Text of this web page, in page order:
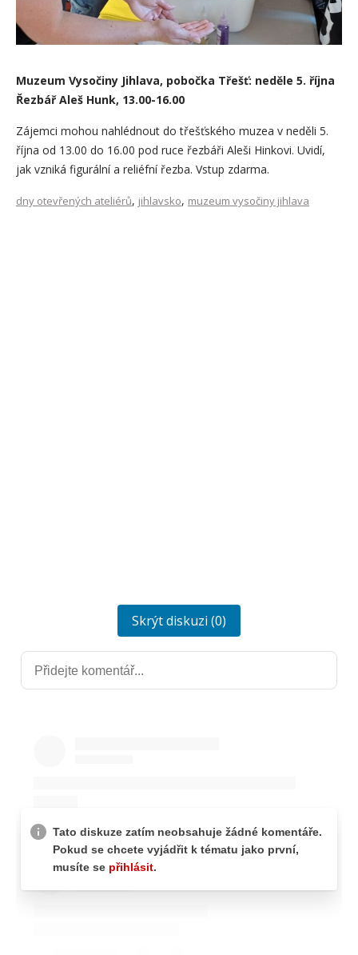
Muzeum Vysočiny Jihlava, pobočka Třešť: neděle 5. října
Řezbář Aleš Hunk, 13.00-16.00
Zájemci mohou nahlédnout do třešťského muzea v neděli 5.
října od 13.00 do 16.00 pod ruce řezbáři Aleši Hinkovi. Uvidí,
jak vzniká figurální a reliéfní řezba. Vstup zdarma.
dny otevřených ateliérů, jihlavsko, muzeum vysočiny jihlava
Skrýt diskuzi (0)